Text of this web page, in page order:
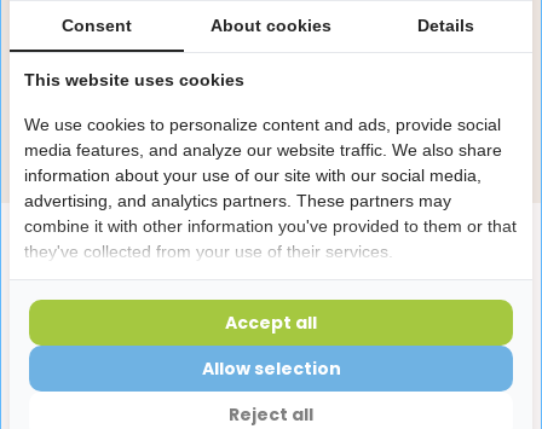
Productomschrijving
Reviews
Heb je een vraag over dit product?
in de chat of stuur een e-mail.
Stuur e-mail
Laatst bekeken producten
Consent About cookies Details
This website uses cookies
We use cookies to personalize content and ads, provide social
media features, and analyze our website traffic. We also share
information about your use of our site with our social media,
advertising, and analytics partners. These partners may
combine it with other information you've provided to them or that
they've collected from your use of their services.
Reject all
Allow selection
Accept all